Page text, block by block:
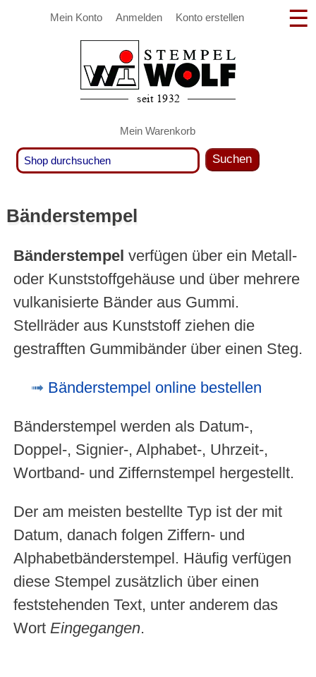
Mein Konto Anmelden Konto erstellen
Mein Warenkorb
Suchen
Bänderstempel
Bänderstempel verfügen über ein Metall-
oder Kunststoffgehäuse und über mehrere
vulkanisierte Bänder aus Gummi.
Stellräder aus Kunststoff ziehen die
gestrafften Gummibänder über einen Steg.
Bänderstempel online bestellen
Bänderstempel werden als Datum-,
Doppel-, Signier-, Alphabet-, Uhrzeit-,
Wortband- und Ziffernstempel hergestellt.
Der am meisten bestellte Typ ist der mit
Datum, danach folgen Ziffern- und
Alphabetbänderstempel. Häufig verfügen
diese Stempel zusätzlich über einen
feststehenden Text, unter anderem das
Wort Eingegangen.